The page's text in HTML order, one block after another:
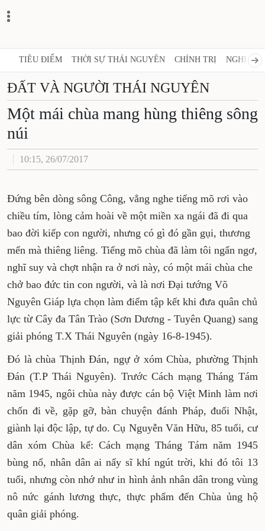
TIÊU ĐIỂM THỜI SỰ THÁI NGUYÊN CHÍNH TRỊ NGHỊ
ĐẤT VÀ NGƯỜI THÁI NGUYÊN
Một mái chùa mang hùng thiêng sông
núi
10:15, 26/07/2017
Đứng bên dòng sông Công, vẳng nghe tiếng mõ rơi vào
chiều tím, lòng cảm hoài về một miền xa ngái đã đi qua
bao đời kiếp con người, nhưng có gì đó gần gụi, thương
mến mà thiêng liêng. Tiếng mõ chùa đã làm tôi ngẩn ngơ,
nghĩ suy và chợt nhận ra ở nơi này, có một mái chùa che
chở bao đức tin con người, và là nơi Đại tướng Võ
Nguyên Giáp lựa chọn làm điểm tập kết khi đưa quân chủ
lực từ Cây đa Tân Trào (Sơn Dương - Tuyên Quang) sang
giải phóng T.X Thái Nguyên (ngày 16-8-1945).
Đó là chùa Thịnh Đán, ngự ở xóm Chùa, phường Thịnh
Đán (T.P Thái Nguyên). Trước Cách mạng Tháng Tám
năm 1945, ngôi chùa này được cán bộ Việt Minh làm nơi
chốn đi về, gặp gỡ, bàn chuyện đánh Pháp, đuổi Nhật,
giành lại độc lập, tự do. Cụ Nguyễn Văn Hữu, 85 tuổi, cư
dân xóm Chùa kể: Cách mạng Tháng Tám năm 1945
bùng nổ, nhân dân ai nấy sĩ khí ngút trời, khi đó tôi 13
tuổi, nhưng còn nhớ như in hình ảnh nhân dân trong vùng
nô nức gánh lương thực, thực phẩm đến Chùa ủng hộ
quân giải phóng.